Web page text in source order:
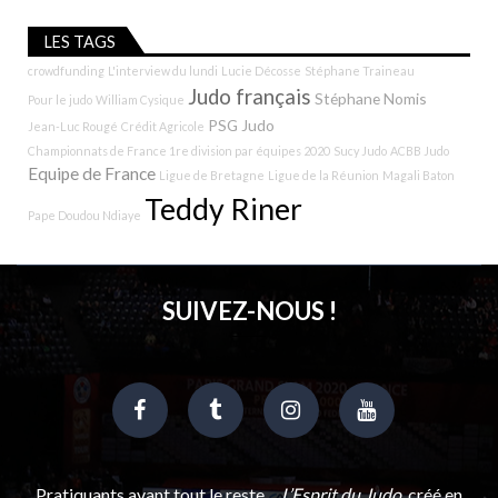
LES TAGS
crowdfunding L'interview du lundi Lucie Décosse Stéphane Traineau
Pour le judo William Cysique Judo français Stéphane Nomis
Jean-Luc Rougé Crédit Agricole PSG Judo
Championnats de France 1re division par équipes 2020 Sucy Judo ACBB Judo
Equipe de France Ligue de Bretagne Ligue de la Réunion Magali Baton
Pape Doudou Ndiaye Teddy Riner
SUIVEZ-NOUS !